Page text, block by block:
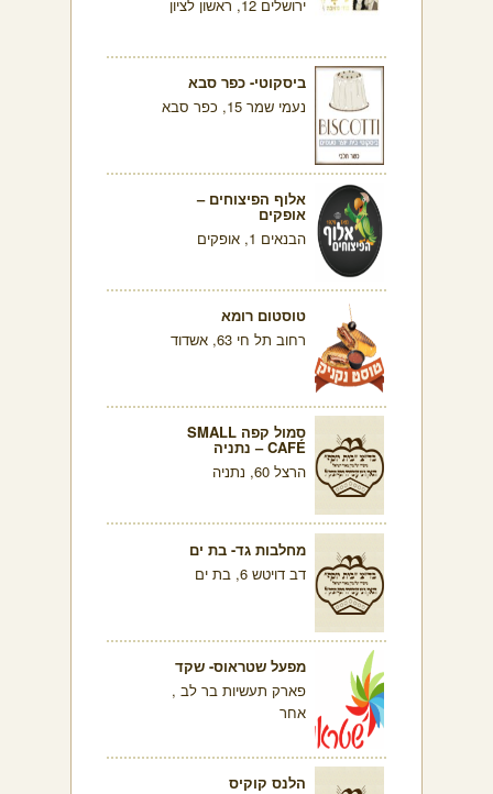
ירושלים 12, ראשון לציון
ביסקוטי- כפר סבא
נעמי שמר 15, כפר סבא
אלוף הפיצוחים –
אופקים
הבנאים 1, אופקים
טוסטום רומא
רחוב תל חי 63, אשדוד
סמול קפה SMALL
CAFÉ – נתניה
הרצל 60, נתניה
מחלבות גד- בת ים
דב דויטש 6, בת ים
מפעל שטראוס- שקד
פארק תעשיות בר לב ,
אחר
הלנס קוקיס